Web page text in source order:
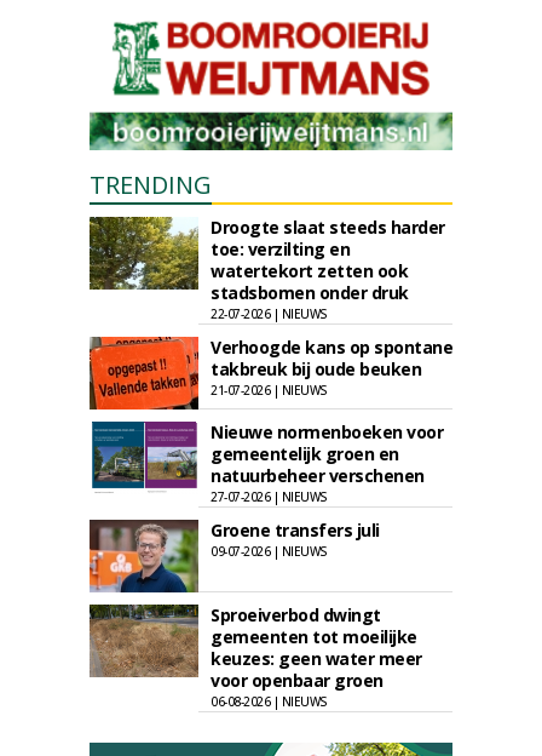
TRENDING
Droogte slaat steeds harder
toe: verzilting en
watertekort zetten ook
stadsbomen onder druk
22-07-2026 | NIEUWS
Verhoogde kans op spontane
takbreuk bij oude beuken
21-07-2026 | NIEUWS
Nieuwe normenboeken voor
gemeentelijk groen en
natuurbeheer verschenen
27-07-2026 | NIEUWS
Groene transfers juli
09-07-2026 | NIEUWS
Sproeiverbod dwingt
gemeenten tot moeilijke
keuzes: geen water meer
voor openbaar groen
06-08-2026 | NIEUWS